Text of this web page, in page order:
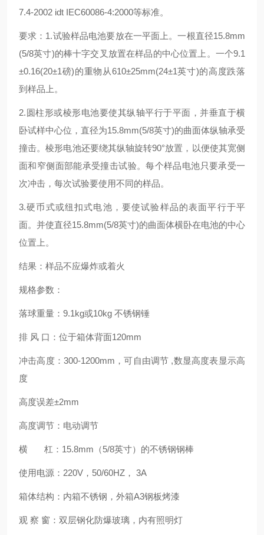
7.4-2002 idt IEC60086-4:2000等标准。
要求：1.试验样品电池要放在一平面上。一根直径15.8mm
(5/8英寸)的棒十字交叉放置在样品的中心位置上。一个9.1
±0.16(20±1磅)的重物从610±25mm(24±1英寸)的高度跌落
到样品上。
2.圆柱形或棱形电池要使其纵轴平行于平面，并垂直于横
卧试样中心位，直径为15.8mm(5/8英寸)的曲面体纵轴承受
撞击。棱形电池还要绕其纵轴旋转90°放置，以便使其宽侧
面和窄侧面部能承受撞击试验。每个样品电池只要承受一
次冲击，每次试验要使用不同的样品。
3.硬币式或纽扣式电池，要使试验样品的表面平行于平
面。并使直径15.8mm(5/8英寸)的曲面体横卧在电池的中心
位置上。
结果：样品不应爆炸或着火
规格参数：
落球重量：9.1kg或10kg 不锈钢锤
排 风 口：位于箱体背面120mm
冲击高度：300-1200mm，可自由调节 ,数显高度表显示高
度
高度误差±2mm
高度调节：电动调节
横 杠：15.8mm（5/8英寸）的不锈钢钢棒
使用电源：220V，50/60HZ， 3A
箱体结构：内箱不锈钢，外箱A3钢板烤漆
观 察 窗：双层钢化防爆玻璃，内有照明灯